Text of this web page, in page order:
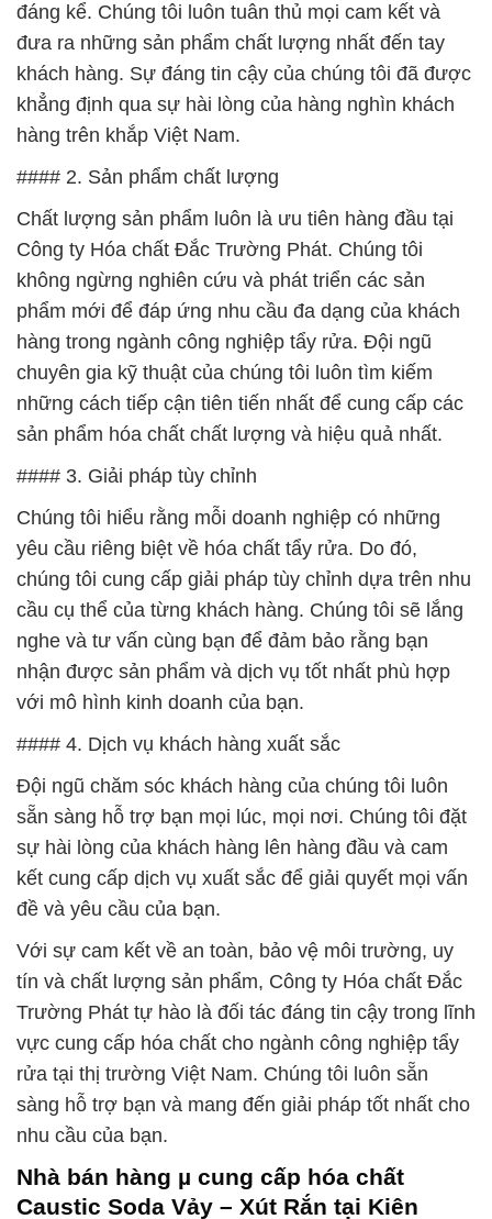
đáng kể. Chúng tôi luôn tuân thủ mọi cam kết và
đưa ra những sản phẩm chất lượng nhất đến tay
khách hàng. Sự đáng tin cậy của chúng tôi đã được
khẳng định qua sự hài lòng của hàng nghìn khách
hàng trên khắp Việt Nam.
#### 2. Sản phẩm chất lượng
Chất lượng sản phẩm luôn là ưu tiên hàng đầu tại
Công ty Hóa chất Đắc Trường Phát. Chúng tôi
không ngừng nghiên cứu và phát triển các sản
phẩm mới để đáp ứng nhu cầu đa dạng của khách
hàng trong ngành công nghiệp tẩy rửa. Đội ngũ
chuyên gia kỹ thuật của chúng tôi luôn tìm kiếm
những cách tiếp cận tiên tiến nhất để cung cấp các
sản phẩm hóa chất chất lượng và hiệu quả nhất.
#### 3. Giải pháp tùy chỉnh
Chúng tôi hiểu rằng mỗi doanh nghiệp có những
yêu cầu riêng biệt về hóa chất tẩy rửa. Do đó,
chúng tôi cung cấp giải pháp tùy chỉnh dựa trên nhu
cầu cụ thể của từng khách hàng. Chúng tôi sẽ lắng
nghe và tư vấn cùng bạn để đảm bảo rằng bạn
nhận được sản phẩm và dịch vụ tốt nhất phù hợp
với mô hình kinh doanh của bạn.
#### 4. Dịch vụ khách hàng xuất sắc
Đội ngũ chăm sóc khách hàng của chúng tôi luôn
sẵn sàng hỗ trợ bạn mọi lúc, mọi nơi. Chúng tôi đặt
sự hài lòng của khách hàng lên hàng đầu và cam
kết cung cấp dịch vụ xuất sắc để giải quyết mọi vấn
đề và yêu cầu của bạn.
Với sự cam kết về an toàn, bảo vệ môi trường, uy
tín và chất lượng sản phẩm, Công ty Hóa chất Đắc
Trường Phát tự hào là đối tác đáng tin cậy trong lĩnh
vực cung cấp hóa chất cho ngành công nghiệp tẩy
rửa tại thị trường Việt Nam. Chúng tôi luôn sẵn
sàng hỗ trợ bạn và mang đến giải pháp tốt nhất cho
nhu cầu của bạn.
Nhà bán hàng µ cung cấp hóa chất
Caustic Soda Vảy – Xút Rắn tại Kiên